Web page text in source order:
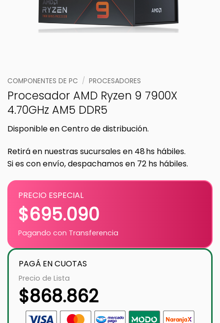
COMPONENTES DE PC / PROCESADORES
Procesador AMD Ryzen 9 7900X
4.70GHz AM5 DDR5
Disponible en Centro de distribución.
Retirá en nuestras sucursales en 48 hs hábiles.
Si es con envío, despachamos en 72 hs hábiles.
PRECIO ESPECIAL
$695.090
Pagando con Transferencia
PAGÁ EN CUOTAS
Precio de Lista
$868.862